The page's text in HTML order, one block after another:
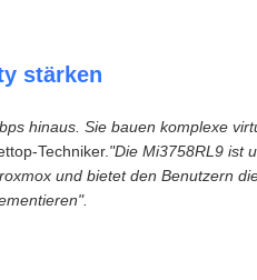
stärken
hinaus. Sie bauen komplexe
Techniker. "Die Mi3758RL9 ist
und bietet den Benutzern